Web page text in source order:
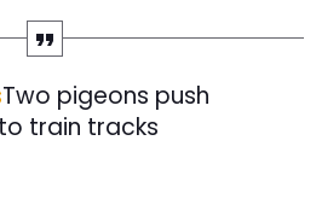
Two pigeons push
train tracks